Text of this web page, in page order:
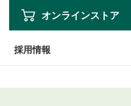
採用情報
オンラインストア